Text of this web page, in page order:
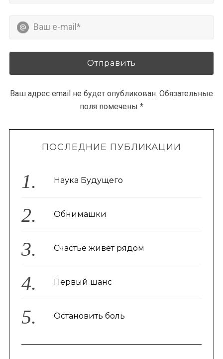
Ваш адрес email не будет опубликован. Обязательные
поля помечены *
ПОСЛЕДНИЕ ПУБЛИКАЦИИ
Наука Будущего
Обнимашки
Счастье живёт рядом
Первый шанс
Остановить боль
h
o
: